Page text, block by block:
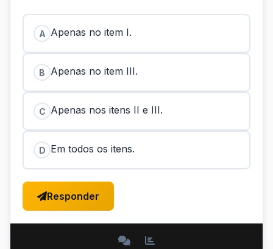
A Apenas no item I.
B Apenas no item III.
C Apenas nos itens II e III.
D Em todos os itens.
Responder